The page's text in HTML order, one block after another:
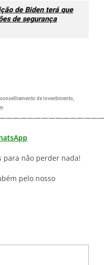
de Biden terá que
de segurança
de investimento,
para não perder nada!
pelo nosso